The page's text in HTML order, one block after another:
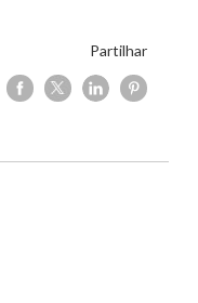
Partilhar